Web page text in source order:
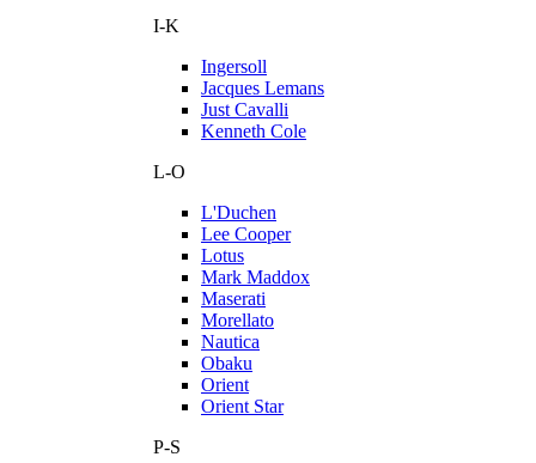
I-K
Ingersoll
Jacques Lemans
Just Cavalli
Kenneth Cole
L-O
L'Duchen
Lee Cooper
Lotus
Mark Maddox
Maserati
Morellato
Nautica
Obaku
Orient
Orient Star
P-S